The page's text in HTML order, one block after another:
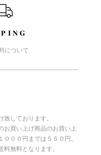
について
致しております。
お買い上げ商品のお買い上
０００円までは５５０円。
料無料となります。